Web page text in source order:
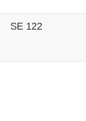
SE 122